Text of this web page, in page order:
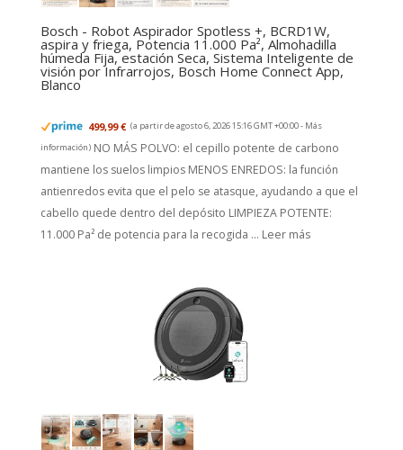
Bosch - Robot Aspirador Spotless +, BCRD1W,
aspira y friega, Potencia 11.000 Pa², Almohadilla
húmeda Fija, estación Seca, Sistema Inteligente de
visión por Infrarrojos, Bosch Home Connect App,
Blanco
información ) NO MÁS POLVO: el cepillo potente de carbono
mantiene los suelos limpios MENOS ENREDOS: la función
antienredos evita que el pelo se atasque, ayudando a que el
cabello quede dentro del depósito LIMPIEZA POTENTE:
11.000 Pa² de potencia para la recogida ...Leer más